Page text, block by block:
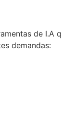
de I.A
demandas: